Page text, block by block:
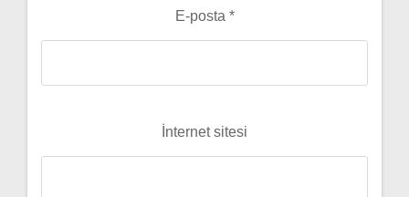
E-posta *
İnternet sitesi